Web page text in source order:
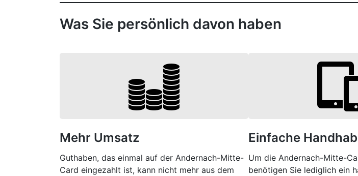
Was Sie persönlich davon haben
Mehr Umsatz
Guthaben, das einmal auf der Andernach-Mitte-
Card eingezahlt ist, kann nicht mehr aus dem
Einfache
Um die Andernach-Mitte-
benötigen Sie lediglich ein